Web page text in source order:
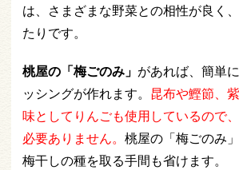
は、さまざまな野菜との相性が良く
たりです。
桃屋の「梅ごのみ」 があれば、簡単
ッシングが作れます。 昆布や鰹節、
味としてりんごも使用しているので
必要ありません。 桃屋の「梅ごのみ
梅干しの種を取る手間も省けます。